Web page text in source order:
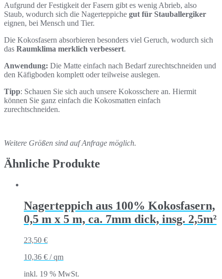
Aufgrund der Festigkeit der Fasern gibt es wenig Abrieb, also
Staub, wodurch sich die Nagerteppiche gut für Stauballergiker
eignen, bei Mensch und Tier.
Die Kokosfasern absorbieren besonders viel Geruch, wodurch sich
das Raumklima merklich verbessert.
Anwendung: Die Matte einfach nach Bedarf zurechtschneiden und
den Käfigboden komplett oder teilweise auslegen.
Tipp: Schauen Sie sich auch unsere Kokosschere an. Hiermit
können Sie ganz einfach die Kokosmatten einfach
zurechtschneiden.
Weitere Größen sind auf Anfrage möglich.
Ähnliche Produkte
Nagerteppich aus 100% Kokosfasern,
0,5 m x 5 m, ca. 7mm dick, insg. 2,5m²
23,50 €
10,36 € /qm
inkl. 19 % MwSt.